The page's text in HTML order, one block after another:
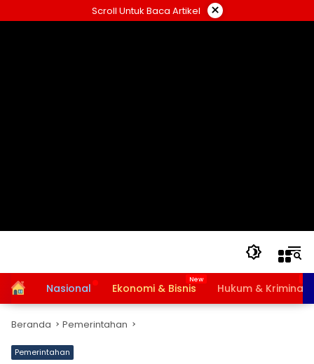
ke
Scroll Untuk Baca Artikel ×
HomeNasional Ekonomi & Bisnis Hukum & Kriminal
Beranda Pemerintahan
Pemerintahan